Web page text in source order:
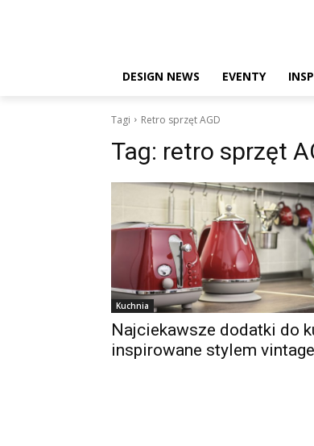
DESIGN NEWS EVENTY
Tagi Retro sprzęt AGD
Tag: retro sprzęt
Kuchnia
Najciekawsze dodatki do
inspirowane stylem vintage